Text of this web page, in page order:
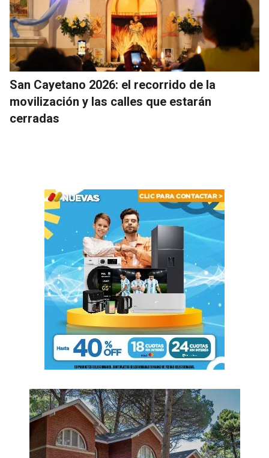
San Cayetano 2026: el recorrido de la
movilización y las calles que estarán
cerradas